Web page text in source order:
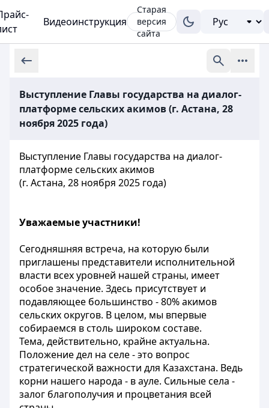
Видеоинструкция
Старая
версия
сайта
Выступление Главы государства на диалог-
платформе сельских акимов (г. Астана, 28
ноября 2025 года)
Выступление Главы государства на диалог-
платформе сельских акимов
(г. Астана, 28 ноября 2025 года)
Уважаемые участники!
Сегодняшняя встреча, на которую были
приглашены представители исполнительной
власти всех уровней нашей страны, имеет
особое значение. Здесь присутствует и
подавляющее большинство - 80% акимов
сельских округов. В целом, мы впервые
собираемся в столь широком составе.
Тема, действительно, крайне актуальна.
Положение дел на селе - это вопрос
стратегической важности для Казахстана. Ведь
корни нашего народа - в ауле. Сильные села -
залог благополучия и процветания всей